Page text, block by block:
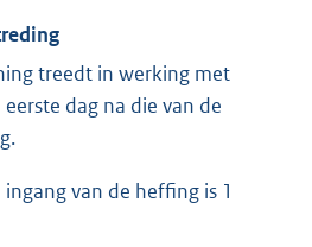
treedt in werking met
dag na die van de
van de heffing is 1